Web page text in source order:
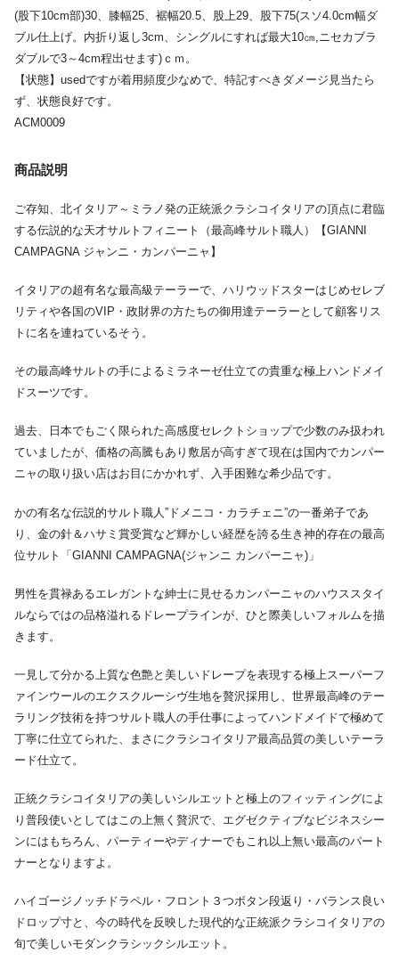
(股下10cm部)30、膝幅25、裾幅20.5、股上29、股下75(スソ4.0cm幅ダ
ブル仕上げ。内折り返し3cm、シングルにすれば最大10㎝,ニセカブラ
ダブルで3～4cm程出せます)ｃｍ。
【状態】usedですが着用頻度少なめで、特記すべきダメージ見当たら
ず、状態良好です。
ACM0009
商品説明
ご存知、北イタリア～ミラノ発の正統派クラシコイタリアの頂点に君臨
する伝説的な天才サルトフィニート（最高峰サルト職人）【GIANNI
CAMPAGNA ジャンニ・カンパーニャ】
イタリアの超有名な最高級テーラーで、ハリウッドスターはじめセレブ
リティや各国のVIP・政財界の方たちの御用達テーラーとして顧客リス
トに名を連ねているそう。
その最高峰サルトの手によるミラネーゼ仕立ての貴重な極上ハンドメイ
ドスーツです。
過去、日本でもごく限られた高感度セレクトショップで少数のみ扱われ
ていましたが、価格の高騰もあり敷居が高すぎて現在は国内でカンパー
ニャの取り扱い店はお目にかかれず、入手困難な希少品です。
かの有名な伝説的サルト職人”ドメニコ・カラチェニ”の一番弟子であ
り、金の針＆ハサミ賞受賞など輝かしい経歴を誇る生き神的存在の最高
位サルト「GIANNI CAMPAGNA(ジャンニ カンパーニャ)」
男性を貫禄あるエレガントな紳士に見せるカンパーニャのハウススタイ
ルならではの品格溢れるドレープラインが、ひと際美しいフォルムを描
きます。
一見して分かる上質な色艶と美しいドレープを表現する極上スーパーフ
ァインウールのエクスクルーシヴ生地を贅沢採用し、世界最高峰のテー
ラリング技術を持つサルト職人の手仕事によってハンドメイドで極めて
丁寧に仕立てられた、まさにクラシコイタリア最高品質の美しいテーラ
ード仕立て。
正統クラシコイタリアの美しいシルエットと極上のフィッティングによ
り普段使いとしてはこの上無く贅沢で、エグゼクティブなビジネスシー
ンにはもちろん、パーティーやディナーでもこれ以上無い最高のパート
ナーとなりますよ。
ハイゴージノッチドラペル・フロント３つボタン段返り・バランス良い
ドロップ寸と、今の時代を反映した現代的な正統派クラシコイタリアの
旬で美しいモダンクラシックシルエット。